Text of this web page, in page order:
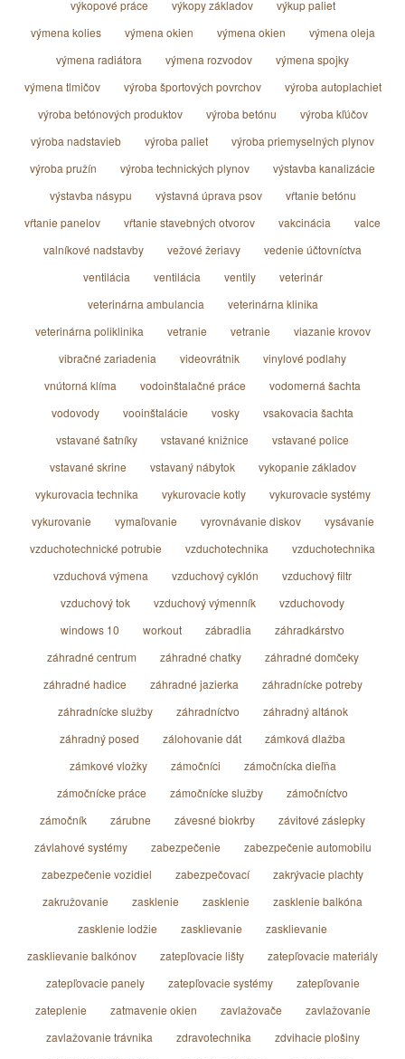
výkopové práce
výkopy základov
výkup paliet
výmena kolies
výmena okien výmena okien
výmena oleja
výmena radiátora
výmena rozvodov
výmena spojky
výmena tlmičov
výroba športových povrchov
výroba autoplachiet
výroba betónových produktov
výroba betónu
výroba kľúčov
výroba nadstavieb
výroba paliet
výroba priemyselných plynov
výroba pružín
výroba technických plynov
výstavba kanalizácie
výstavba násypu
výstavná úprava psov
vŕtanie betónu
vŕtanie panelov
vŕtanie stavebných otvorov vakcinácia
valce
valníkové nadstavby
vežové žeriavy
vedenie účtovníctva
ventilácia
ventilácia ventily
veterinár
veterinárna ambulancia
veterinárna klinika
veterinárna poliklinika
vetranie vetranie
viazanie krovov
vibračné zariadenia
videovrátnik
vinylové podlahy
vnútorná klíma
vodoinštalačné práce
vodomerná šachta
vodovody
vooinštalácie vosky
vsakovacia šachta
vstavané šatníky
vstavané knižnice
vstavané police
vstavané skrine
vstavaný nábytok
vykopanie základov
vykurovacia technika
vykurovacie kotly
vykurovacie systémy
vykurovanie
vymaľovanie vyrovnávanie diskov
vysávanie
vzduchotechnické potrubie
vzduchotechnika
vzduchotechnika
vzduchová výmena
vzduchový cyklón
vzduchový filtr
vzduchový tok
vzduchový výmenník
vzduchovody
windows 10
workout zábradlia
záhradkárstvo
záhradné centrum
záhradné chatky
záhradné domčeky
záhradné hadice
záhradné jazierka
záhradnícke potreby
záhradnícke služby
záhradníctvo
záhradný altánok
záhradný posed
zálohovanie dát
zámková dlažba
zámkové vložky
zámočníci
zámočnícka dieľňa
zámočnícke práce
zámočnícke služby
zámočníctvo
zámočník
zárubne závesné biokrby
závitové záslepky
závlahové systémy
zabezpečenie
zabezpečenie automobilu
zabezpečenie vozidiel
zabezpečovací
zakrývacie plachty
zakružovanie
zasklenie zasklenie
zasklenie balkóna
zasklenie lodžie
zasklievanie
zasklievanie
zasklievanie balkónov
zatepľovacie lišty
zatepľovacie materiály
zatepľovacie panely
zatepľovacie systémy
zatepľovanie
zateplenie
zatmavenie okien zavlažovače
zavlažovanie
zavlažovanie trávnika
zdravotechnika
zdvihacie plošiny